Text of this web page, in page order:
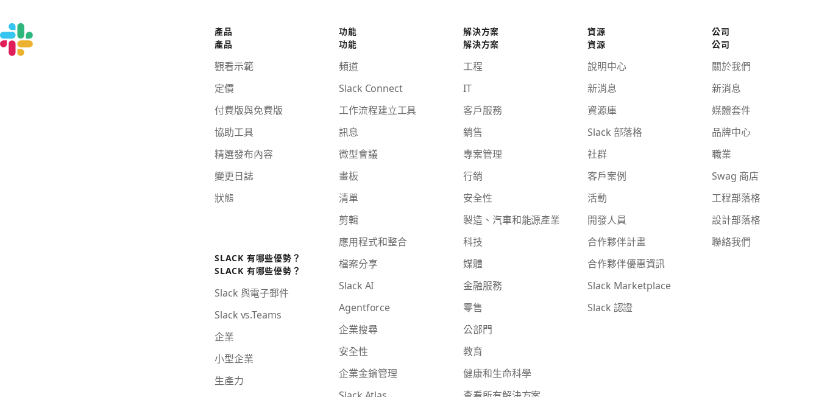
產品
產品
觀看示範
定價
付費版與免費版
協助工具
精選發布內容
變更日誌
狀態
SLACK 有哪些優勢？
SLACK 有哪些優勢？
Slack 與電子郵件
Slack vs.Teams
企業
小型企業
生產力
功能
功能
頻道
Slack Connect
工作流程建立工具
訊息
微型會議
畫板
清單
剪輯
應用程式和整合
檔案分享
Slack AI
Agentforce
企業搜尋
安全性
企業金鑰管理
解決方案
解決方案
工程
IT
客戶服務
銷售
專案管理
行銷
安全性
製造、汽車和能源產業
科技
媒體
金融服務
零售
公部門
教育
健康和生命科學
資源
資源
說明中心
新消息
資源庫
Slack 部落格
社群
客戶案例
活動
開發人員
合作夥伴計畫
合作夥伴優惠資訊
Slack Marketplace
Slack 認證
公司
公司
關於我們
新消息
媒體套件
品牌中心
職業
Swag 商店
工程部落格
設計部落格
聯絡我們